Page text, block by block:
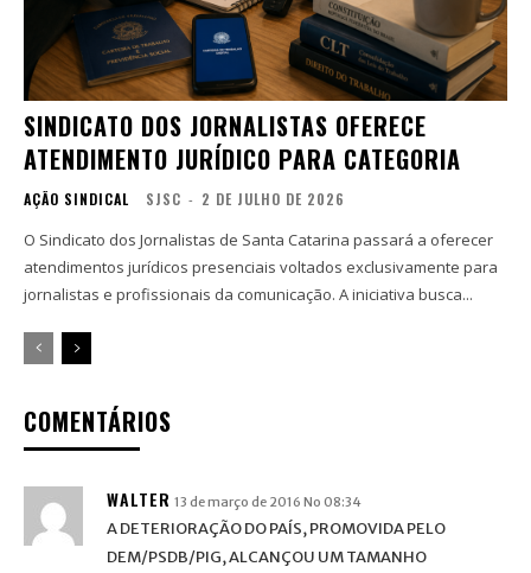
SINDICATO DOS JORNALISTAS OFERECE
ATENDIMENTO JURÍDICO PARA CATEGORIA
AÇÃO SINDICAL SJSC - 2 DE JULHO DE 2026
O Sindicato dos Jornalistas de Santa Catarina passará a oferecer
atendimentos jurídicos presenciais voltados exclusivamente para
jornalistas e profissionais da comunicação. A iniciativa busca...
COMENTÁRIOS
WALTER 13 de março de 2016 No 08:34
A DETERIORAÇÃO DO PAÍS, PROMOVIDA PELO
DEM/PSDB/PIG, ALCANÇOU UM TAMANHO